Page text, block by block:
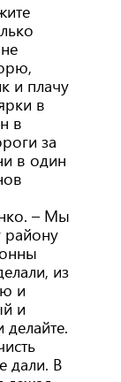
и плачу
в
в
за
в один
– Мы
району
из
и
и
делайте.
дали. В